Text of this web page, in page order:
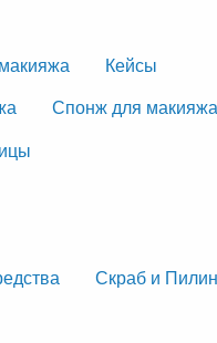
Кейсы
Спонж для макияжа
Скраб и